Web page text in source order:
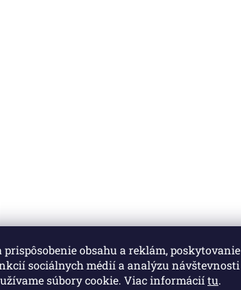
prispôsobenie obsahu a reklám, poskytovanie
sociálnych médií a analýzu návštevnosti
súbory cookie. Viac informáciítu.
vyhradené.Upraviť nastavenie cookies